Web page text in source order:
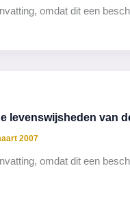
omdat dit een
levenswijsheden van
2007
omdat dit een